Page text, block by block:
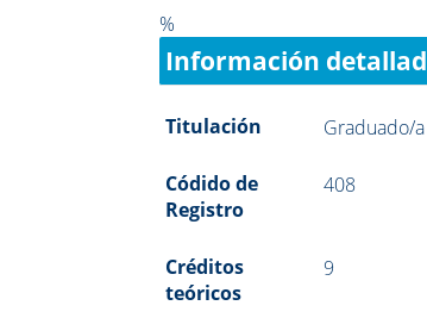
%
Información
Titulación Graduado/
Códido de
Registro
408
Créditos
teóricos
9